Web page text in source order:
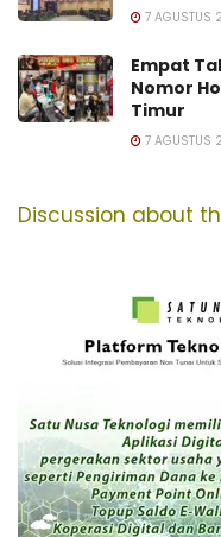
7 AGUSTUS
Empat
Nomor
Timur
7 AGUSTUS
Discussion about